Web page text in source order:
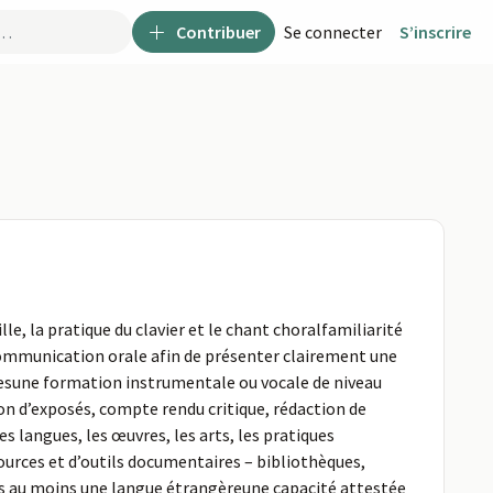
Contribuer Se connecter S’inscrire
la pratique du clavier et le chant choralfamiliarité
orale afin de présenter clairement une
formation instrumentale ou vocale de niveau
compte rendu critique, rédaction de
langues, les œuvres, les arts, les pratiques
et d’outils documentaires – bibliothèques,
moins une langue étrangèreune capacité attestée